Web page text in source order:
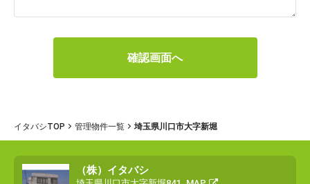
イタバシTOP 管理物件一覧 埼玉県川口市大字新堀
（株）イタバシ